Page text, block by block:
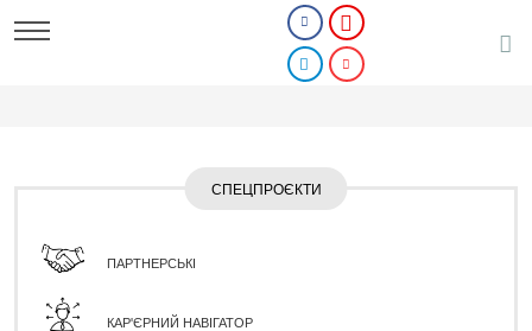
СПЕЦПРОЄКТИ
ПАРТНЕРСЬКІ
КАР'ЄРНИЙ НАВІГАТОР